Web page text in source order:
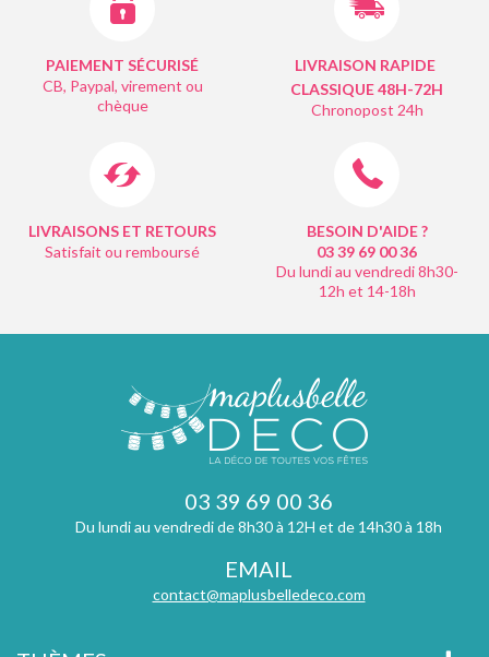
PAIEMENT SÉCURISÉ
CB, Paypal, virement ou
chèque
LIVRAISON RAPIDE
CLASSIQUE 48H-72H
Chronopost 24h
LIVRAISONS ET RETOURS
Satisfait ou remboursé
BESOIN D'AIDE ?
03 39 69 0036
Du lundi au vendredi 8h30-
12h et 14-18h
03 39 69 00 36
Du lundi au vendredi de 8h30 à 12H et de 14h30 à 18h
EMAIL
contact@maplusbelledeco.com